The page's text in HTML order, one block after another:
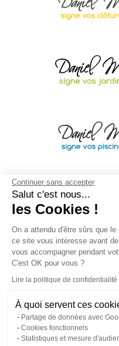
Continuer sans accepter
Salut c'est nous...
les Cookies !
On a attendu d'être sûrs que le
ce site vous intéresse avant
vous accompagner pendant
C'est OK pour vous ?
Lire la politique de confidentialité
À quoi servent ces
Partage de données avec
Cookies fonctionnels
Statistiques et mesure
Mentions légales
communication